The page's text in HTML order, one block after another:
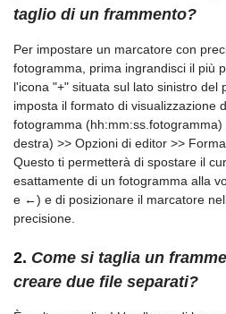
taglio di un frammento?
Per impostare un marcatore con
fotogramma, prima ingrandisci il più
l'icona "+" situata sul lato sinistro del
imposta il formato di visualizzazione
fotogramma
destra) >> Opzioni di editor >>
Questo ti permetterà di spostare il
esattamente di un fotogramma alla
e ←) e di posizionare il marcatore
precisione.
2. Come si taglia un
creare due file separati?